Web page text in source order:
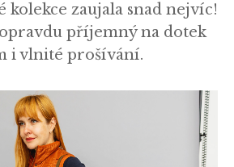
kolekce zaujala snad nejvíc!
příjemný na dotek
i vlnité prošívání.